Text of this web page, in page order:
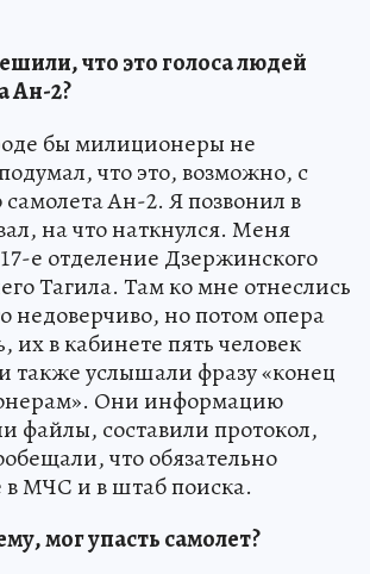
что это голоса людей
Ан-2?
бы милиционеры не
что это, возможно, с
Ан-2. Я позвонил в
на что наткнулся. Меня
е отделение Дзержинского
Тагила. Там ко мне отнеслись
недоверчиво, но потом опера
их в кабинете пять человек
также услышали фразу «конец
Они информацию
файлы, составили протокол,
что обязательно
в МЧС и в штаб поиска.
мог упасть самолет?